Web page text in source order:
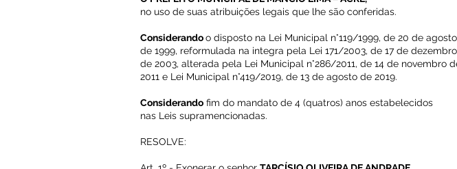
no uso de suas atribuições legais que lhe são conferidas.
Considerandoo disposto na Lei Municipal n°119/1999, de 20 de agosto
de 1999, reformulada na integra pela Lei 171/2003, de 17 de dezembro
de 2003, alterada pela Lei Municipal n°286/2011, de 14 de novembro
2011 e Lei Municipal n°419/2019, de 13 de agosto de 2019.
Considerando fim do mandato de 4 (quatros) anos estabelecidos
nas Leis supramencionadas.
RESOLVE: